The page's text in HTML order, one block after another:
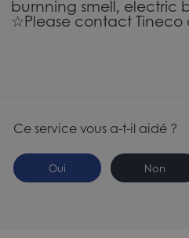
burnning smell, electric
☆Please contact Tineco
Ce service vous a-t-il aidé ?
Oui Non